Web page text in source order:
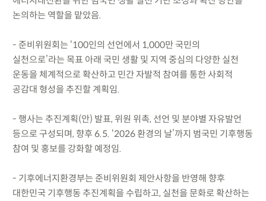
논의하는 역할을 맡았음.
- 준비위원회는 ‘100인의 선언에서 1,000만 국민의
실천으로’라는 목표 아래 국민 생활 및 지역 중심의 다양한 실천
운동을 체계적으로 확산하고 민간 자발적 참여를 통한 사회적
공감대 형성을 추진할 계획임.
- 행사는 추진계획(안) 발표, 위원 위촉, 선언 및 분야별 자유발언
등으로 구성되며, 향후 6.5. ‘2026 환경의 날’까지 범국민 기후행동
참여 및 홍보를 강화할 예정임.
- 기후에너지환경부는 준비위원회 제안사항을 반영해 향후
대한민국 기후행동 추진계획을 수립하고, 실천을 문화로 확산하는